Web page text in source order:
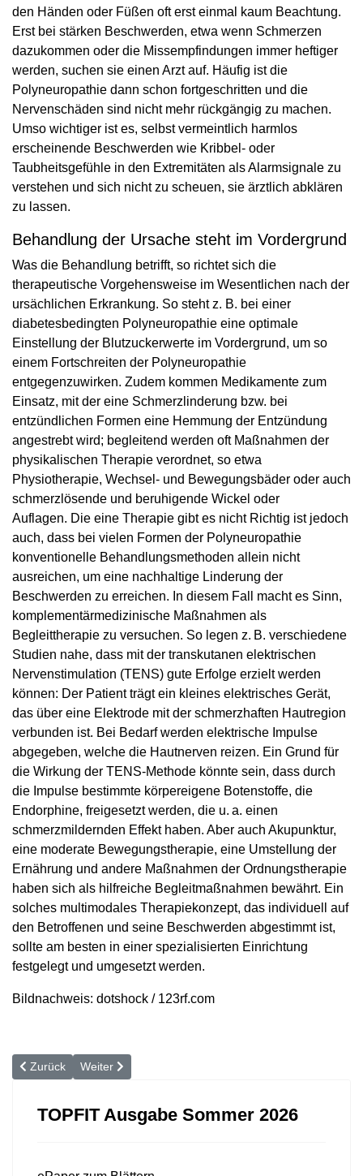
den Händen oder Füßen oft erst einmal kaum Beachtung.
Erst bei stärken Beschwerden, etwa wenn Schmerzen
dazukommen oder die Missempfindungen immer heftiger
werden, suchen sie einen Arzt auf. Häufig ist die
Polyneuropathie dann schon fortgeschritten und die
Nervenschäden sind nicht mehr rückgängig zu machen.
Umso wichtiger ist es, selbst vermeintlich harmlos
erscheinende Beschwerden wie Kribbel- oder
Taubheitsgefühle in den Extremitäten als Alarmsignale zu
verstehen und sich nicht zu scheuen, sie ärztlich abklären
zu lassen.
Behandlung der Ursache steht im Vordergrund
Was die Behandlung betrifft, so richtet sich die
therapeutische Vorgehensweise im Wesentlichen nach der
ursächlichen Erkrankung. So steht z. B. bei einer
diabetesbedingten Polyneuropathie eine optimale
Einstellung der Blutzuckerwerte im Vordergrund, um so
einem Fortschreiten der Polyneuropathie
entgegenzuwirken. Zudem kommen Medikamente zum
Einsatz, mit der eine Schmerzlinderung bzw. bei
entzündlichen Formen eine Hemmung der Entzündung
angestrebt wird; begleitend werden oft Maßnahmen der
physikalischen Therapie verordnet, so etwa
Physiotherapie, Wechsel- und Bewegungsbäder oder auch
schmerzlösende und beruhigende Wickel oder
Auflagen. Die eine Therapie gibt es nicht Richtig ist jedoch
auch, dass bei vielen Formen der Polyneuropathie
konventionelle Behandlungsmethoden allein nicht
ausreichen, um eine nachhaltige Linderung der
Beschwerden zu erreichen. In diesem Fall macht es Sinn,
komplementärmedizinische Maßnahmen als
Begleittherapie zu versuchen. So legen z. B. verschiedene
Studien nahe, dass mit der transkutanen elektrischen
Nervenstimulation (TENS) gute Erfolge erzielt werden
können: Der Patient trägt ein kleines elektrisches Gerät,
das über eine Elektrode mit der schmerzhaften Hautregion
verbunden ist. Bei Bedarf werden elektrische Impulse
abgegeben, welche die Hautnerven reizen. Ein Grund für
die Wirkung der TENS-Methode könnte sein, dass durch
die Impulse bestimmte körpereigene Botenstoffe, die
Endorphine, freigesetzt werden, die u. a. einen
schmerzmildernden Effekt haben. Aber auch Akupunktur,
eine moderate Bewegungstherapie, eine Umstellung der
Ernährung und andere Maßnahmen der Ordnungstherapie
haben sich als hilfreiche Begleitmaßnahmen bewährt. Ein
solches multimodales Therapiekonzept, das individuell auf
den Betroffenen und seine Beschwerden abgestimmt ist,
sollte am besten in einer spezialisierten Einrichtung
festgelegt und umgesetzt werden.
Bildnachweis: dotshock / 123rf.com
Vorheriger Beitrag: Zweischalen-Orthese: Jedes Modell ist ein
Zurück Nächster Beitrag: Bei einer schweren Handverletzung
Weiter
TOPFIT Ausgabe Sommer 2026